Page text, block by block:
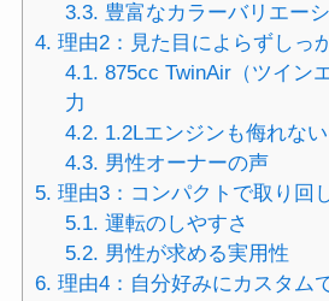
3.3. 豊富なカラーバリエー
4. 理由2：見た目によらずしっ
4.1. 875cc TwinAir（ツイン
力
4.2. 1.2Lエンジンも侮れない
4.3. 男性オーナーの声
5. 理由3：コンパクトで取り回
5.1. 運転のしやすさ
5.2. 男性が求める実用性
6. 理由4：自分好みにカスタム